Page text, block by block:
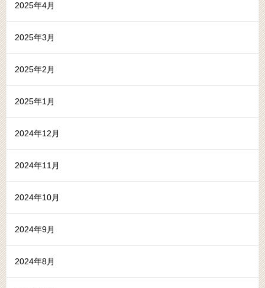
2025年4月
2025年3月
2025年2月
2025年1月
2024年12月
2024年11月
2024年10月
2024年9月
2024年8月